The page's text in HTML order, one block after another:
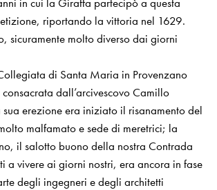
riportando la vittoria nel 1629.
sicuramente molto diverso dai giorni
di Santa Maria in Provenzano
dall’arcivescovo Camillo
sua erezione era iniziato il risanamento del
malfamato e sede di meretrici; la
il salotto buono della nostra Contrada
a vivere ai giorni nostri, era ancora in fase
degli ingegneri e degli architetti